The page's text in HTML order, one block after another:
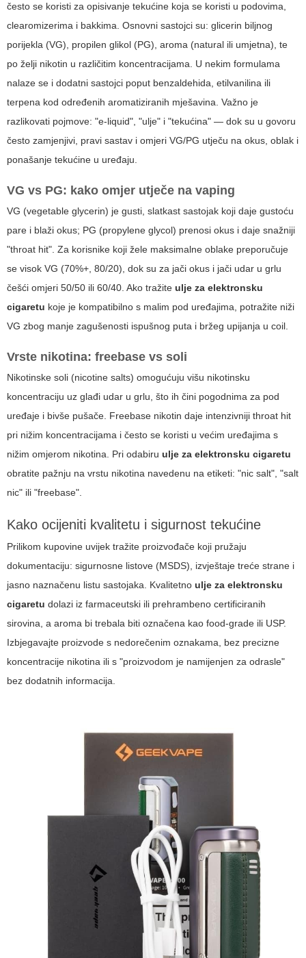
često se koristi za opisivanje tekućine koja se koristi u podovima,
clearomizerima i bakkima. Osnovni sastojci su: glicerin biljnog
porijekla (VG), propilen glikol (PG), aroma (natural ili umjetna), te
po želji nikotin u različitim koncentracijama. U nekim formulama
nalaze se i dodatni sastojci poput benzaldehida, etilvanilina ili
terpena kod određenih aromatiziranih mješavina. Važno je
razlikovati pojmove: "e-liquid", "ulje" i "tekućina" — dok su u govoru
često zamjenjivi, pravi sastav i omjeri VG/PG utječu na okus, oblak i
ponašanje tekućine u uređaju.
VG vs PG: kako omjer utječe na vaping
VG (vegetable glycerin) je gusti, slatkast sastojak koji daje gustoću
pare i blaži okus; PG (propylene glycol) prenosi okus i daje snažniji
"throat hit". Za korisnike koji žele maksimalne oblake preporučuje
se visok VG (70%+, 80/20), dok su za jači okus i jači udar u grlu
češći omjeri 50/50 ili 60/40. Ako tražite ulje za elektronsku
cigaretu koje je kompatibilno s malim pod uređajima, potražite niži
VG zbog manje zagušenosti ispušnog puta i bržeg upijanja u coil.
Vrste nikotina: freebase vs soli
Nikotinske soli (nicotine salts) omogućuju višu nikotinsku
koncentraciju uz glađi udar u grlu, što ih čini pogodnima za pod
uređaje i bivše pušače. Freebase nikotin daje intenzivniji throat hit
pri nižim koncentracijama i često se koristi u većim uređajima s
nižim omjerom nikotina. Pri odabiru ulje za elektronsku cigaretu
obratite pažnju na vrstu nikotina navedenu na etiketi: "nic salt", "salt
nic" ili "freebase".
Kako ocijeniti kvalitetu i sigurnost tekućine
Prilikom kupovine uvijek tražite proizvođače koji pružaju
dokumentaciju: sigurnosne listove (MSDS), izvještaje treće strane i
jasno naznačenu listu sastojaka. Kvalitetno ulje za elektronsku
cigaretu dolazi iz farmaceutski ili prehrambeno certificiranih
sirovina, a aroma bi trebala biti označena kao food-grade ili USP.
Izbjegavajte proizvode s nedorečenim oznakama, bez precizne
koncentracije nikotina ili s "proizvodom je namijenjen za odrasle"
bez dodatnih informacija.